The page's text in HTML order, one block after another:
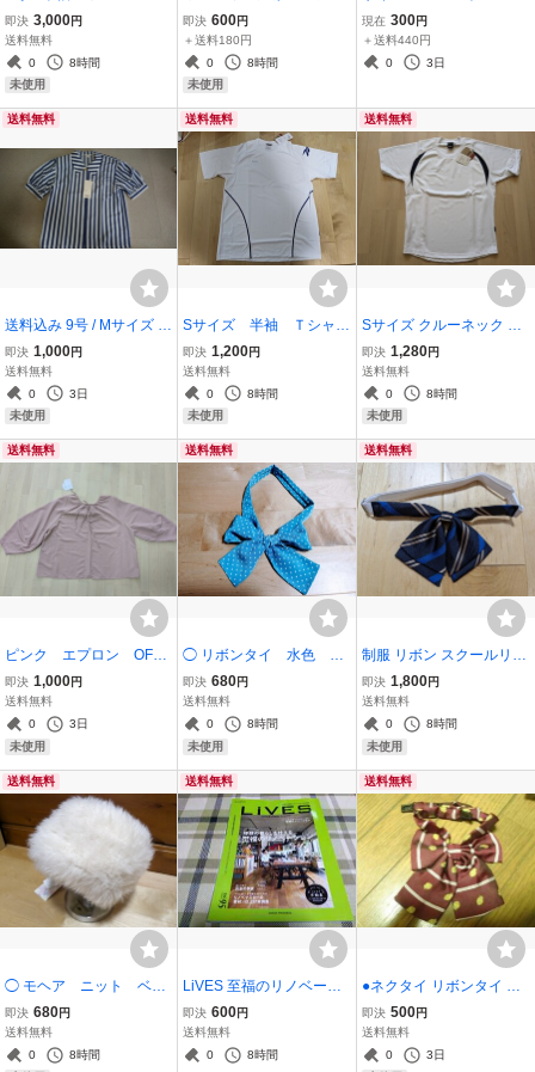
制服 受付 コンパニオ
ン フォーマル 黒 ド
ット柄ストライプ 新
品 タグ付き 日本製
即決 3,000円
送料無料
0
8時間
未使用
系ストライプ柄 制服 事務
服 受付 OL オフィス 日本
製 レディース 新品
即決 600円
＋送料180円
0
8時間
未使用
ー 長袖トップス 5点セッ
ト 長袖Tシャツ 長袖 女
の子 ベビー服 used
現在 300円
＋送料440円
0
3日
送料無料
送料込み 9号 / Mサイズ ネ
イビーストライプシャツ
ブラウス 制服 事務服 受付
即決 1,000円
送料無料
0
3日
未使用
送料無料
Sサイズ 半袖 Ｔシャ
ツ Reebok リーボッ
ク 日本製 SPORTS
体操服 新品
即決 1,200円
送料無料
0
8時間
未使用
送料無料
Sサイズ クルーネック 半
袖 Tシャツ 男女兼用 Ree
bok リーボック 新品 スポ
ーツ 日本製 部活 体育 中
学 高校 体操服
即決 1,280円
送料無料
0
8時間
未使用
送料無料
ピンク エプロン OFAL
O 新品 タグ付き スモ
ック ワンピースの上に
いかが？ 調理実習用
に コスプレ
即決 1,000円
送料無料
0
3日
未使用
送料無料
◯ リボンタイ 水色
白 ドット柄 水玉模
様 スクールリボン
即決 680円
送料無料
0
8時間
未使用
送料無料
制服 リボン スクールリボ
ン リボンタイ 女子 中学
生 女子 高校生 ワンタ
ッチタイプ コスプレ
即決 1,800円
送料無料
0
8時間
未使用
送料無料
◯ モヘア ニット ベレ
ー帽 アイボリー 新品
タグ付き
即決 680円
送料無料
0
8時間
送料無料
LiVES 至福のリノベーシ
ョン 日本＆台湾のリノ
ベーション大特集！ 参考
本
即決 600円
送料無料
0
8時間
送料無料
●ネクタイ リボンタイ 制
服 女子高生 コスプレ 新
品
即決 500円
送料無料
0
3日